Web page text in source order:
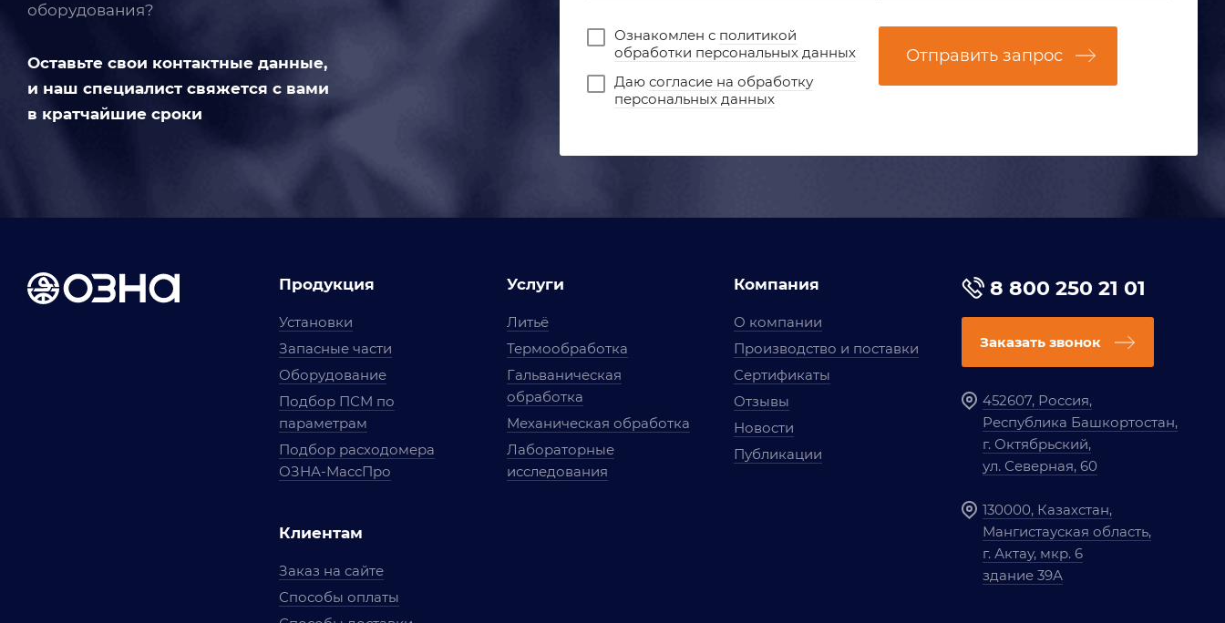
оборудования?
Оставьте свои контактные данные,
и наш специалист свяжется с вами
в кратчайшие сроки
Ознакомлен с политикой
обработки персональных данных
Даю согласие на обработку
персональных данных
Отправить запрос
Продукция
Установки
Запасные части
Оборудование
Подбор ПСМ по
параметрам
Подбор расходомера
ОЗНА-МассПро
Клиентам
Заказ на сайте
Способы оплаты
Услуги
Литьё
Термообработка
Гальваническая
обработка
Механическая обработка
Лабораторные
исследования
Компания
О компании
Производство и поставки
Сертификаты
Отзывы
Новости
Публикации
8 800 250 21 01
Заказать звонок
452607, Россия,
Республика Башкортостан,
г. Октябрьский,
ул. Северная, 60
130000, Казахстан,
Мангистауская область,
г. Актау, мкр. 6
здание 39А